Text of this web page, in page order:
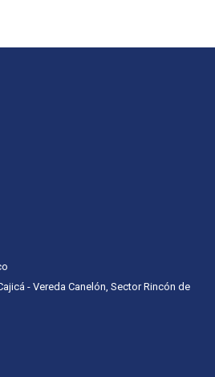
- Vereda Canelón, Sector Rincón de